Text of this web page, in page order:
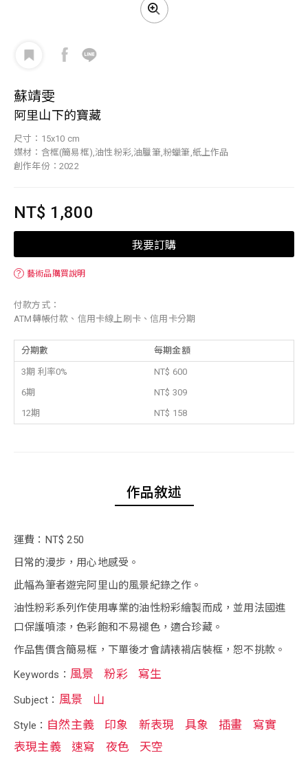
蘇靖雯
阿里山下的寶藏
尺寸：15x10 cm
媒材：含框(簡易框),油性粉彩,油臘筆,粉蠟筆,紙上作品
創作年份：2022
NT$ 1,800
我要訂購
？ 藝術品購買說明
付款方式：
ATM轉帳付款、信用卡線上刷卡、信用卡分期
分期數 每期金額
3期 利率0%
NT$ 600
6期
NT$ 309
12期
NT$ 158
作品敘述
運費：NT$ 250
日常的漫步，用心地感受。
此幅為筆者遊完阿里山的風景紀錄之作。
油性粉彩系列作使用專業的油性粉彩繪製而成，並用法國進
口保護噴漆，色彩飽和不易褪色，適合珍藏。
作品售價含簡易框，下單後才會請裱褙店裝框，恕不挑款。
Keywords： 風景 粉彩 寫生
Subject： 風景 山
Style： 自然主義 印象 新表現 具象 插畫
寫實
表現主義
速寫 夜色 天空